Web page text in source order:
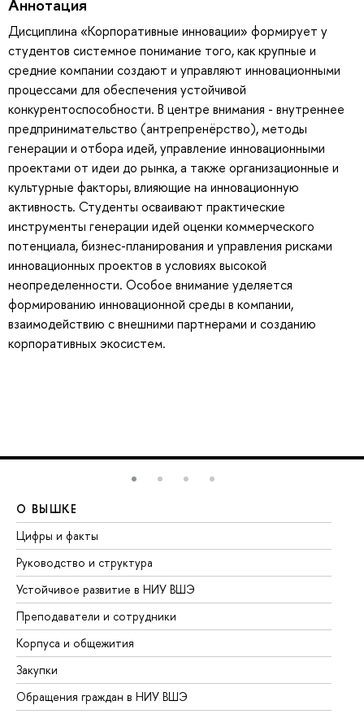
Аннотация
Дисциплина «Корпоративные инновации» формирует у
студентов системное понимание того, как крупные и
средние компании создают и управляют инновационными
процессами для обеспечения устойчивой
конкурентоспособности. В центре внимания - внутреннее
предпринимательство (антрепренёрство), методы
генерации и отбора идей, управление инновационными
проектами от идеи до рынка, а также организационные и
культурные факторы, влияющие на инновационную
активность. Студенты осваивают практические
инструменты генерации идей оценки коммерческого
потенциала, бизнес-планирования и управления рисками
инновационных проектов в условиях высокой
неопределенности. Особое внимание уделяется
формированию инновационной среды в компании,
взаимодействию с внешними партнерами и созданию
корпоративных экосистем.
О ВЫШКЕ
Цифры и факты
Руководство и структура
Устойчивое развитие в НИУ ВШЭ
Преподаватели и сотрудники
Корпуса и общежития
Закупки
Обращения граждан в НИУ ВШЭ